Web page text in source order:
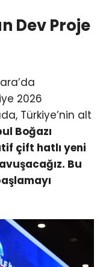
Dev Proje
2026
Türkiye’nin alt
Boğazı
çift hatlı yeni
Bu